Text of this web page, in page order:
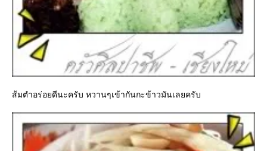
ส้มตำอร่อยดีนะครับ หวานๆเข้ากันกะข้าวมันเลยครับ